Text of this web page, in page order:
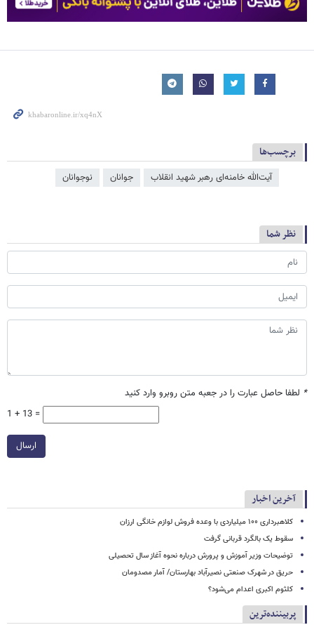
برچسب‌ها
آیت‌الله خامنه‌ای رهبر شهید انقلاب جوانان نوجوانان
نظر شما
* لطفا حاصل عبارت را در جعبه متن روبرو وارد کنید
1 + 13 =
ارسال
آخرین اخبار
کلاهبرداری ۱۰۰ میلیاردی با وعده فروش لوازم خانگی ارزان
سقوط یک بالگرد قربانی گرفت
توضیحات وزیر آموزش و پرورش درباره نحوه آغاز سال تحصیلی
حریق در شهرک صنعتی نصیرآباد بهارستان/ آمار مصدومان
کلثوم اکبری اعدام می‌شود؟
پربیننده‌ترین